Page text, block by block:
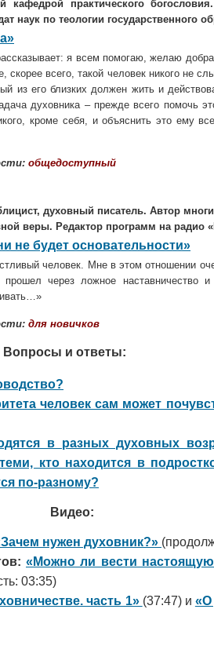
кафедрой практического
наук по теологии государственного
я всем помогаю, желаю
всего, такой человек никого не
из его близких должен жить и
духовника – прежде всего помочь
кроме себя, и объяснить это ему
общедоступный
духовный писатель. Автор
веры. Редактор программ на радио
не будет основательности»
человек. Мне в этом отношении
через ложное наставничество
для новичков
Вопросы и ответы:
человек сам может
в разных духовных
кто находится в
по-разному?
Видео:
нужен духовник?»
«Можно ли вести
03:35)
часть 1» (37:47) и «О